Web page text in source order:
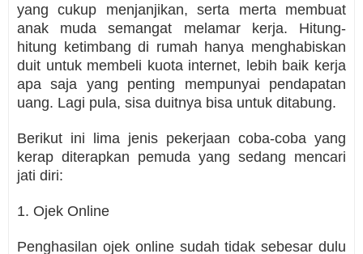
yang cukup menjanjikan, serta merta membuat
anak muda semangat melamar kerja. Hitung-
hitung ketimbang di rumah hanya menghabiskan
duit untuk membeli kuota internet, lebih baik kerja
apa saja yang penting mempunyai pendapatan
uang. Lagi pula, sisa duitnya bisa untuk ditabung.
Berikut ini lima jenis pekerjaan coba-coba yang
kerap diterapkan pemuda yang sedang mencari
jati diri:
1. Ojek Online
Penghasilan ojek online sudah tidak sebesar dulu